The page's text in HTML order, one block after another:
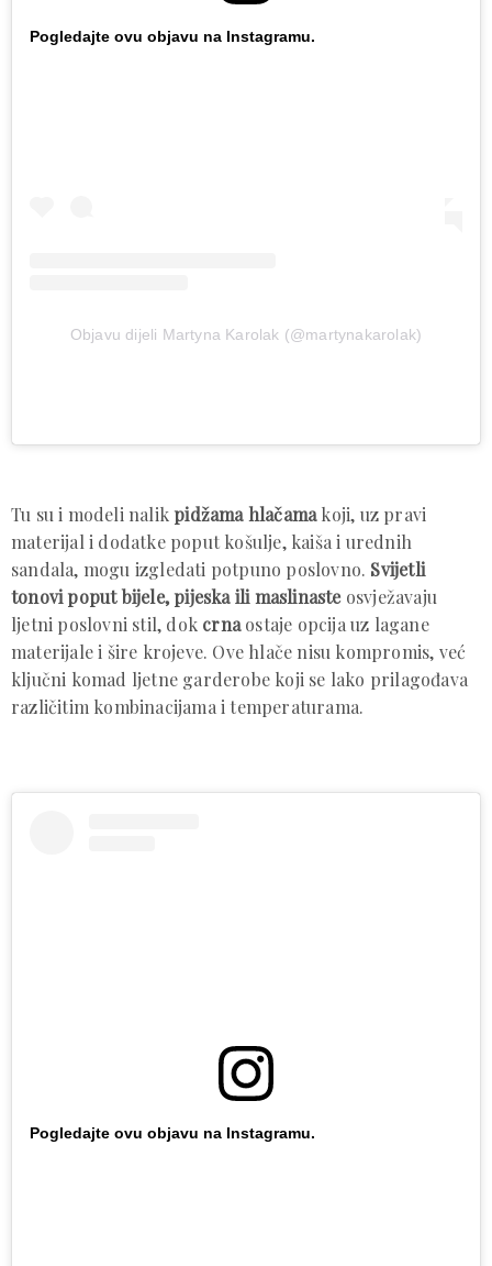
Pogledajte ovu objavu na Instagramu.
Objavu dijeli Martyna Karolak (@martynakarolak)
Tu su i modeli nalikpidžama hlačamakoji, uz pravi
materijal i dodatke poput košulje, kaiša i urednih
sandala, mogu izgledati potpuno poslovno. Svijetli
tonovi poput bijele, pijeska ili maslinaste osvježavaju
ljetni poslovni stil, dok crnaostaje opcija uz lagane
materijale i šire krojeve. Ove hlače nisu kompromis, već
ključni komad ljetne garderobe koji se lako prilagođava
različitim kombinacijama i temperaturama.
Pogledajte ovu objavu na Instagramu.